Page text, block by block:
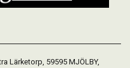
Lärketorp, 59595 MJÖLBY,